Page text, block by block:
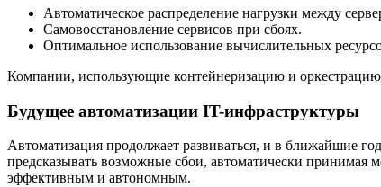
Автоматическое распределение нагрузки между
Самовосстановление сервисов при сбоях.
Оптимальное использование вычислительных
Компании, использующие контейнеризацию и оркестрацию,
Будущее автоматизации IT-инфраструктуры
Автоматизация продолжает развиваться, и в ближайшие
предсказывать возможные сбои, автоматически принимая
эффективным и автономным.